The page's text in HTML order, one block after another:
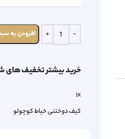
افزودن به
خرید بیشتر تخفیف های
1x
کیف دوختنی خیاط کوچولو